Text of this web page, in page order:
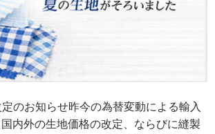
のお知らせ昨今の為替変動による輸入
内外の生地価格の改定、ならびに縫製